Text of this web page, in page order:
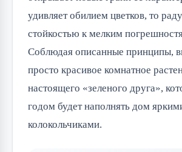
удивляет обилием цветков, то
стойкостью к мелким
Соблюдая описанные принципы,
просто красивое комнатное
настоящего «зеленого друга»,
годом будет наполнять дом
колокольчиками.